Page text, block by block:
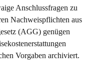
Anschlussfragen zu
Nachweispflichten aus
(AGG) genügen
Vorgaben archiviert.